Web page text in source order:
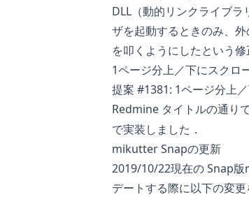
DLL（動的リンクライブ
ザを起動するときのみ、
を叩くようにしたという修
1ページ分上／下にスクロ
提案 #1381: 1ページ分上
Redmine タイトルの通り
で実装しました．
mikutter Snapの更新
2019/10/22現在のSnap
デートする際に以下の変更